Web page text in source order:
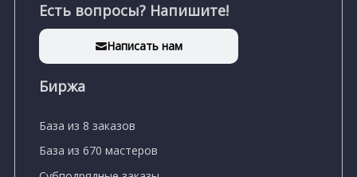
Есть вопросы? Напишите!
Написать нам
Биржа
База из 8 заказов
База из 670 мастеров